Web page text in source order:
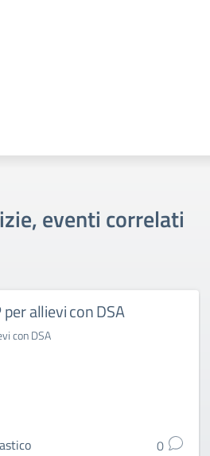
eventi correlati
allievi con DSA
con DSA
0